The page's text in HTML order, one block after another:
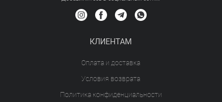
КЛИЕНТАМ
Оплата и доставка
Условия возврата
Политика конфиденциальности